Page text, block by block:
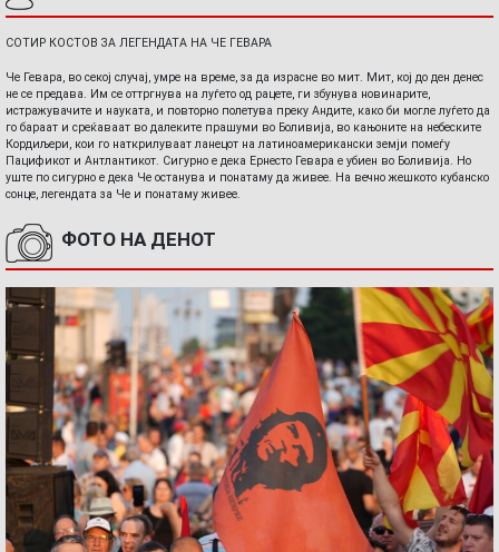
СОТИР КОСТОВ ЗА ЛЕГЕНДАТА НА ЧЕ ГЕВАРА
Че Гевара, во секој случај, умре на време, за да израсне во мит. Мит, кој до ден денес
не се предава. Им се оттргнува на луѓето од рацете, ги збунува новинарите,
истражувачите и науката, и повторно полетува преку Андите, како би могле луѓето да
го бараат и среќаваат во далеките прашуми во Боливија, во кањоните на небеските
Кордиљери, кои го наткрилуваат ланецот на латиноамерикански земји помеѓу
Пацификот и Антлантикот. Сигурно е дека Ернесто Гевара е убиен во Боливија. Но
уште по сигурно е дека Че останува и понатаму да живее. На вечно жешкото кубанско
сонце, легендата за Че и понатаму живее.
ФОТО НА ДЕНОТ